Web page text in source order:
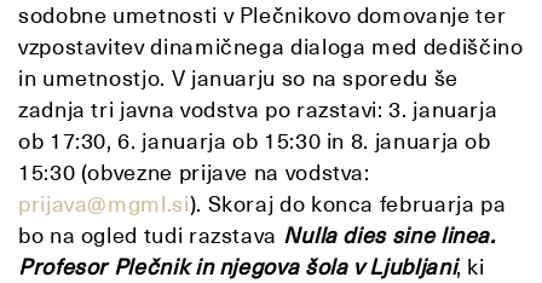
sodobne umetnosti v Plečnikovo domovanje ter
vzpostavitev dinamičnega dialoga med dediščino
in umetnostjo. V januarju so na sporedu še
zadnja tri javna vodstva po razstavi: 3. januarja
ob 17:30, 6. januarja ob 15:30 in 8. januarja ob
15:30 (obvezne prijave na vodstva:
prijava@mgml.si). Skoraj do konca februarja pa
bo na ogled tudi razstava Nulla dies sine linea.
Profesor Plečnik in njegova šola v Ljubljani, ki